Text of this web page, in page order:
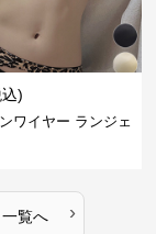
)
ワイヤー ランジェ
一覧へ ›